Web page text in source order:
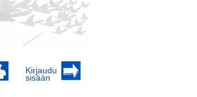
Kirjaudu
sisään